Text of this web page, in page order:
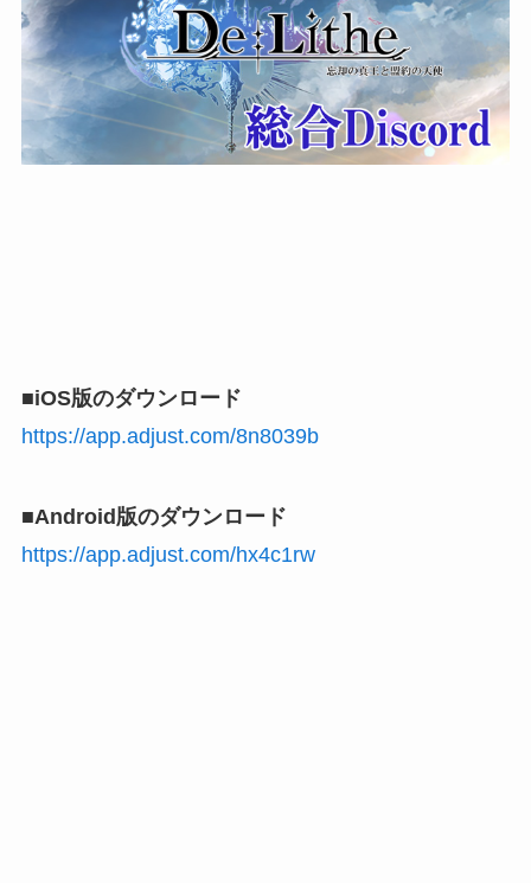
■iOS版のダウンロード
https://app.adjust.com/8n8039b
■Android版のダウンロード
https://app.adjust.com/hx4c1rw